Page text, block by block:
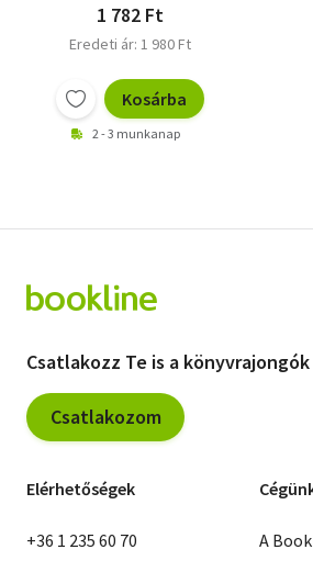
1 782 Ft
Eredeti ár: 1 980 Ft
Kosárba
2 - 3 munkanap
Csatlakozz Te is a
Csatlakozom
Elérhetőségek
+36 1 235 60 70
A